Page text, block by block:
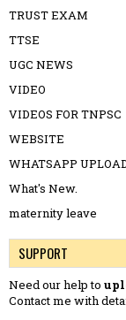
TRUST EXAM
TTSE
UGC NEWS
VIDEO
VIDEOS FOR TNPSC
WEBSITE
WHATSAPP
What's New.
maternity leave
SUPPORT
Need our help to
Contact me with